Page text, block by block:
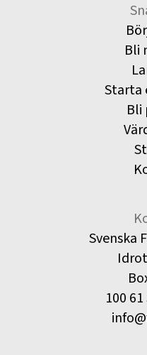
Bli
Starta
Bli
Svenska
100